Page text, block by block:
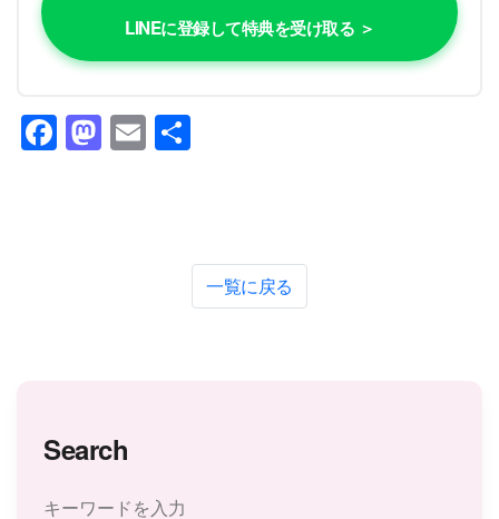
LINEに登録して特典を受け取る ＞
Facebook
Mastodon
Email
一覧に戻る
Search